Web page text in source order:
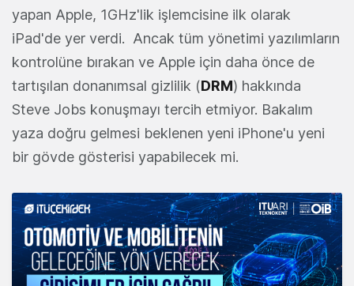
yapan Apple, 1GHz'lik işlemcisine ilk olarak
iPad'de yer verdi. Ancak tüm yönetimi yazılımların
kontrolüne bırakan ve Apple için daha önce de
tartışılan donanımsal gizlilik (DRM) hakkında
Steve Jobs konuşmayı tercih etmiyor. Bakalım
yaza doğru gelmesi beklenen yeni iPhone'u yeni
bir gövde gösterisi yapabilecek mi.